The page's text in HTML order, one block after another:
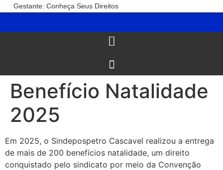
Gestante: Conheça Seus Direitos
Benefício Natalidade
2025
Em 2025, o Sindepospetro Cascavel realizou a entrega
de mais de 200 benefícios natalidade, um direito
conquistado pelo sindicato por meio da Convenção